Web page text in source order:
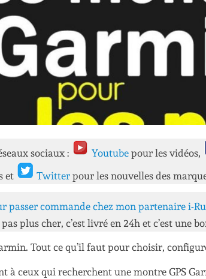
sociaux : Youtube pour les vidéos,
et Twitter pour les nouvelles des
passer commande chez mon partenaire i-
plus cher, c’est livré en 24h et c’est une
Tout ce qu’il faut pour choisir,
à ceux qui recherchent une montre GPS